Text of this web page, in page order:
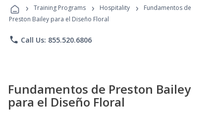
Programs
› Training Programs › Hospitality ›
Fundamentos de
Preston Bailey para el Diseño Floral
phone Call Us: 855.520.6806
Fundamentos de Preston Bailey
para el Diseño Floral